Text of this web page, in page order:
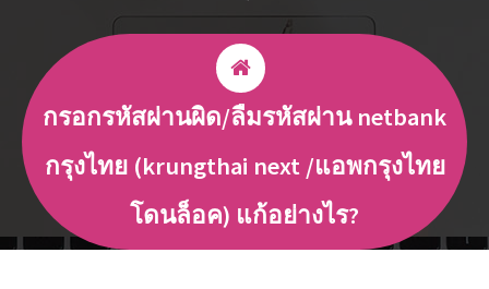
กรอกรหัสผ่านผิด/ลืมรหัสผ่าน netbank
กรุงไทย (krungthai next /แอพกรุงไทย
โดนล็อค) แก้อย่างไร?